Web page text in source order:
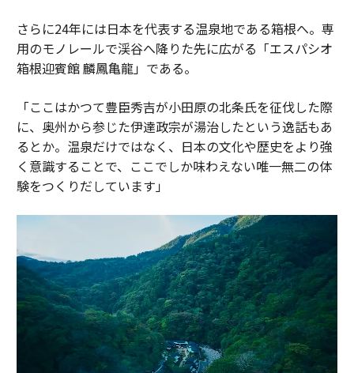
さらに24年には日本を代表する温泉地である箱根へ。専
用のモノレールで渓谷へ降りた先に広がる「エスパシオ
箱根迎賓館 麟鳳亀龍」である。
「ここはかつて豊臣秀吉が小田原の北条氏を征伐した際
に、奥州から参じた伊達政宗が湯治したという逸話もあ
るとか。温泉だけではなく、日本の文化や歴史をより強
く意識することで、ここでしか味わえない唯一無二の体
験をつくりだしています」